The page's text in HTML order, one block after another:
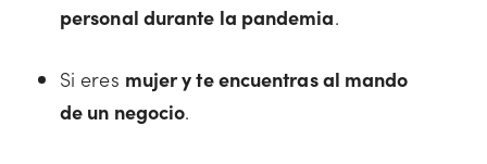
personal durante la pandemia.
Si eres mujer y te encuentras al mando
de un negocio.